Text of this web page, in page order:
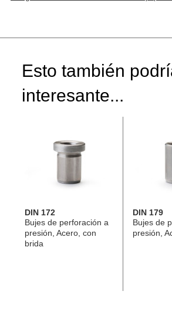
Esto también
interesante...
DIN 172
Bujes de perforación a
presión, Acero, con
brida
DIN 179
Bujes de
presión,